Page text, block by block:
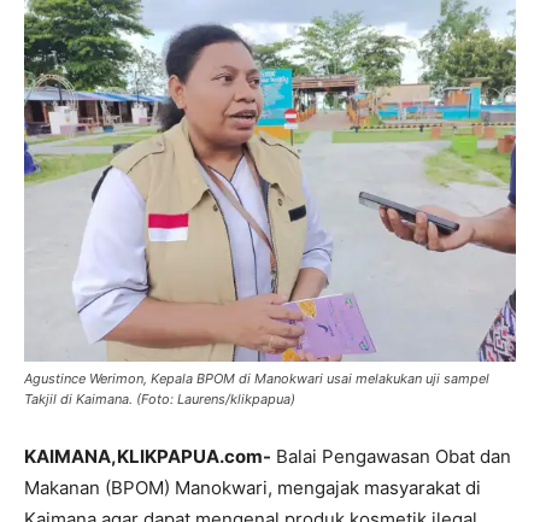
Agustince Werimon, Kepala BPOM di Manokwari usai melakukan uji sampel
Takjil di Kaimana. (Foto: Laurens/klikpapua)
KAIMANA,KLIKPAPUA.com- Balai Pengawasan Obat dan
Makanan (BPOM) Manokwari, mengajak masyarakat di